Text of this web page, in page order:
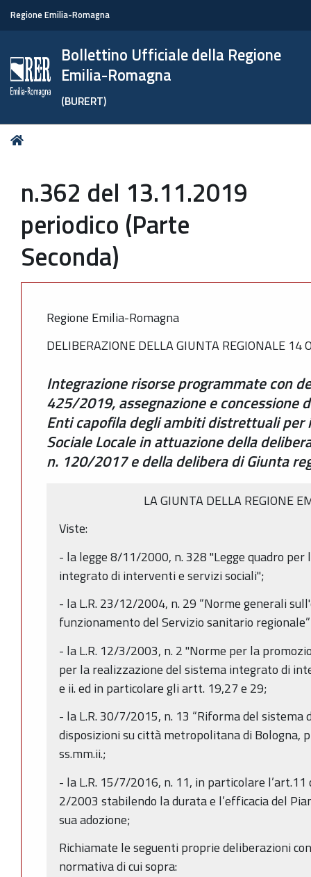
Regione Emilia-Romagna
Bollettino Ufficiale della Regione
Emilia-Romagna
(BURERT)
Tu
n.362 del 13.11.2019
periodico (Parte
Seconda)
Regione Emilia-Romagna
DELIBERAZIONE DELLA GIUNTA REGIONALE 14
Integrazione risorse programmate con
425/2019, assegnazione e concessione
Enti capofila degli ambiti distrettuali per
Sociale Locale in attuazione della
n. 120/2017 e della delibera di Giunta
LA GIUNTA DELLA REGIONE
Viste:
- la legge 8/11/2000, n. 328 "Legge quadro
integrato di interventi e servizi sociali";
- la L.R. 23/12/2004, n. 29 “Norme generali
funzionamento del Servizio sanitario
- la L.R. 12/3/2003, n. 2 "Norme per la
per la realizzazione del sistema integrato di
e ii. ed in particolare gli artt. 19,27 e 29;
- la L.R. 30/7/2015, n. 13 “Riforma del sistema
disposizioni su città metropolitana di Bologna,
ss.mm.ii.;
- la L.R. 15/7/2016, n. 11, in particolare l’art.11
2/2003 stabilendo la durata e l’efficacia del
sua adozione;
Richiamate le seguenti proprie deliberazioni
normativa di cui sopra: